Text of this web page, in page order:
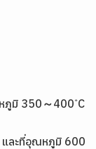
ภูมิ 350～400 ํC
ละที่อุณหภูมิ 600